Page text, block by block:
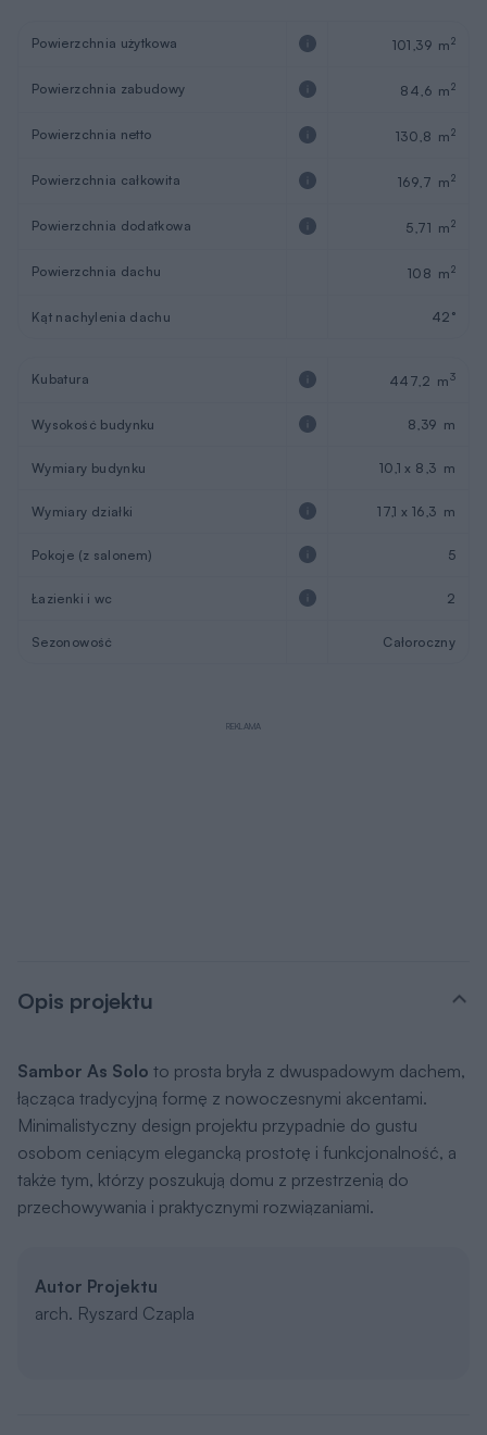
Powierzchnia użytkowa 101,39 m2
Powierzchnia zabudowy 84,6 m2
Powierzchnia netto 130,8 m2
Powierzchnia całkowita 169,7 m2
Powierzchnia dodatkowa 5,71 m2
Powierzchnia dachu 108 m2
Kąt nachylenia dachu 42°
Kubatura 447,2 m3
Wysokość budynku 8,39 m
Wymiary budynku 10,1 x 8,3 m
Wymiary działki 17,1 x 16,3 m
Pokoje (z salonem) 5
Łazienki i wc 2
Sezonowość Całoroczny
REKLAMA
Opis projektu
Sambor As Solo to prosta bryła z dwuspadowym dachem,
łącząca tradycyjną formę z nowoczesnymi akcentami.
Minimalistyczny design projektu przypadnie do gustu
osobom ceniącym elegancką prostotę i funkcjonalność, a
także tym, którzy poszukują domu z przestrzenią do
przechowywania i praktycznymi rozwiązaniami.
Autor Projektu
arch. Ryszard Czapla